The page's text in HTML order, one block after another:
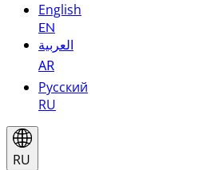
English
EN
العربية
AR
Русский
RU
RU